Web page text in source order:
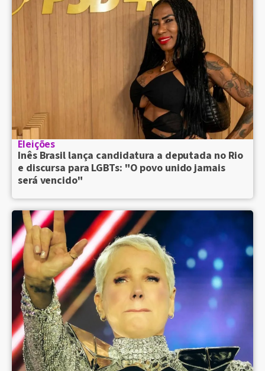
Eleições
Inês Brasil lança candidatura a deputada no Rio
e discursa para LGBTs: "O povo unido jamais
será vencido"